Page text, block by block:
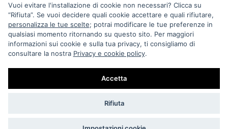
Via Melo 224/a, Bari, Italy, 70121
+39 080 990 5699
P.IVA: 05921860721
Impostazioni Cookie
Vuoi evitare l'installazione di cookie non necessari? Clicca su
“Rifiuta”. Se vuoi decidere quali cookie accettare e quali rifiutare,
personalizza le tue scelte; potrai modificare le tue preferenze in
qualsiasi momento ritornando su questo sito. Per maggiori
informazioni sui cookie e sulla tua privacy, ti consigliamo di
consultare la nostra Privacy e cookie policy.
Accetta
Rifiuta